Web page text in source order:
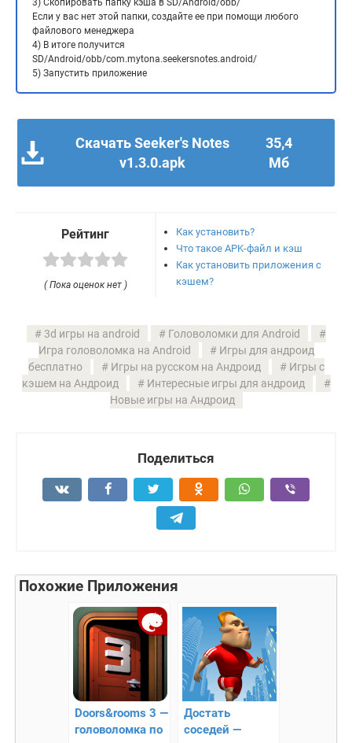
Если у вас нет этой папки, создайте ее при помощи любого
файлового менеджера
4) В итоге получится
SD/Android/obb/com.mytona.seekersnotes.android/
5) Запустить приложение
Скачать Seeker's Notes
v1.3.0.apk
35,4
Мб
Рейтинг
( Пока оценок нет )
Как установить?
Что такое APK-файл и кэш
Как установить приложения с
кэшем?
3d игры на android
Головоломки для Android
Игра головоломка на Android
Игры для андроид
бесплатно
Игры на русском на Андроид
Игры с
кэшем на Андроид
Интересные игры для андроид
Новые игры на Андроид
Поделиться
Похожие Приложения
Doors&rooms 3 —
головоломка по
Достать
соседей —